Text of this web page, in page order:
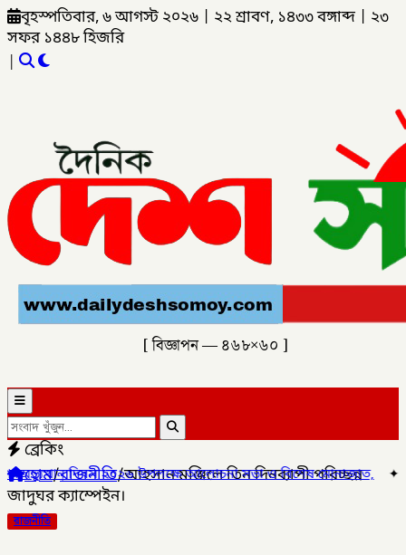
বৃহস্পতিবার, ৬ আগস্ট ২০২৬ ২২ শ্রাবণ, ১৪৩৩ বঙ্গাব্দ
২৩
সফর ১৪৪৮ হিজরি
|
[ বিজ্ঞাপন — ৪৬৮×৬০ ]
ব্রেকিং
উপলক্ষে আলোচনা সভা ও বিশেষ মোনাজাত,✦গলাচিপায় ১০ পিস
হোম/রাজনীতি/আহসান মঞ্জিলে তিন দিনব্যাপী পরিচ্ছন্ন
জাদুঘর ক্যাম্পেইন।
রাজনীতি